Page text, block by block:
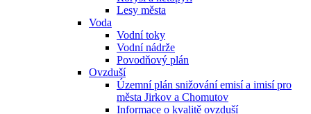
Lesy města
Voda
Vodní toky
Vodní nádrže
Povodňový plán
Ovzduší
Územní plán snižování emisí a imisí pro
města Jirkov a Chomutov
Informace o kvalitě ovzduší